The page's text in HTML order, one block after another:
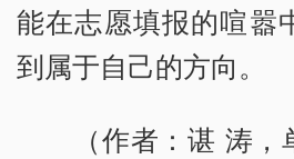
能在志愿填报的喧嚣
到属于自己的方向。
（作者：谌 涛，